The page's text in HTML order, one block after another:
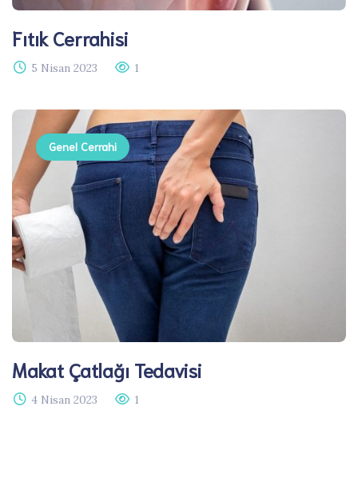
Fıtık Cerrahisi​
5 Nisan 2023 1
Genel Cerrahi
Makat Çatlağı Tedavisi​
4 Nisan 2023 1